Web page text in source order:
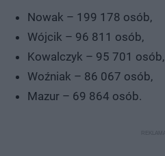
Nowak – 199 178 osób,
Wójcik – 96 811 osób,
Kowalczyk – 95 701 osób,
Woźniak – 86 067 osób,
Mazur – 69 864 osób.